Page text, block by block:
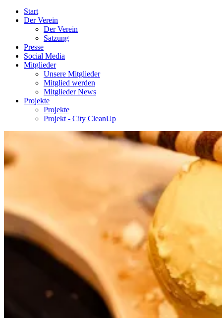
Start
Der Verein
Der Verein
Satzung
Presse
Social Media
Mitglieder
Unsere Mitglieder
Mitglied werden
Mitglieder News
Projekte
Projekte
Projekt - City CleanUp